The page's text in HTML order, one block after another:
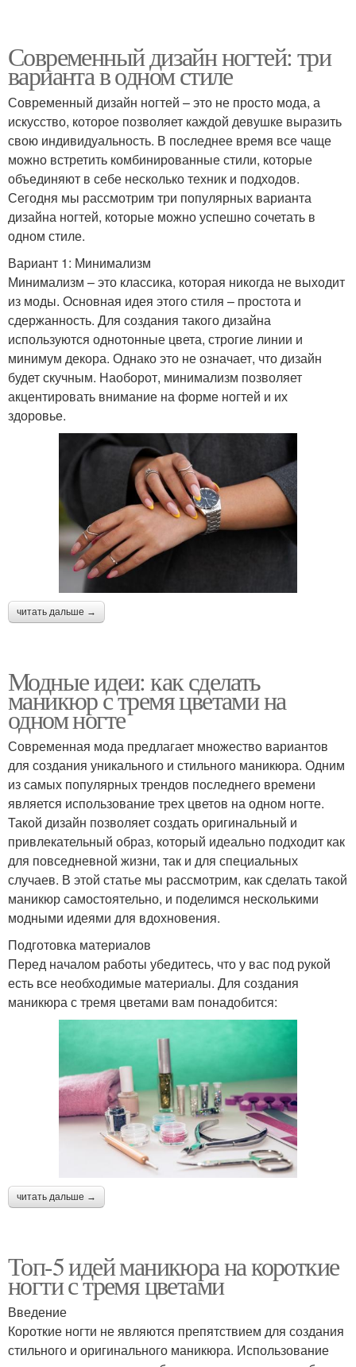
Современный дизайн ногтей: три
варианта в одном стиле
Современный дизайн ногтей – это не просто мода, а
искусство, которое позволяет каждой девушке выразить
свою индивидуальность. В последнее время все чаще
можно встретить комбинированные стили, которые
объединяют в себе несколько техник и подходов.
Сегодня мы рассмотрим три популярных варианта
дизайна ногтей, которые можно успешно сочетать в
одном стиле.
Вариант 1: Минимализм
Минимализм – это классика, которая никогда не выходит
из моды. Основная идея этого стиля – простота и
сдержанность. Для создания такого дизайна
используются однотонные цвета, строгие линии и
минимум декора. Однако это не означает, что дизайн
будет скучным. Наоборот, минимализм позволяет
акцентировать внимание на форме ногтей и их
здоровье.
читать дальше →
Модные идеи: как сделать
маникюр с тремя цветами на
одном ногте
Современная мода предлагает множество вариантов
для создания уникального и стильного маникюра. Одним
из самых популярных трендов последнего времени
является использование трех цветов на одном ногте.
Такой дизайн позволяет создать оригинальный и
привлекательный образ, который идеально подходит как
для повседневной жизни, так и для специальных
случаев. В этой статье мы рассмотрим, как сделать такой
маникюр самостоятельно, и поделимся несколькими
модными идеями для вдохновения.
Подготовка материалов
Перед началом работы убедитесь, что у вас под рукой
есть все необходимые материалы. Для создания
маникюра с тремя цветами вам понадобится:
читать дальше →
Топ-5 идей маникюра на короткие
ногти с тремя цветами
Введение
Короткие ногти не являются препятствием для создания
стильного и оригинального маникюра. Использование